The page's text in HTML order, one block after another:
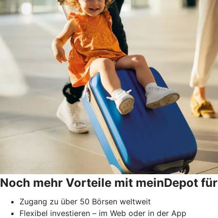
Noch mehr Vorteile mit meinDepot
Zugang zu über 50 Börsen weltweit
Flexibel investieren – im Web oder in der App